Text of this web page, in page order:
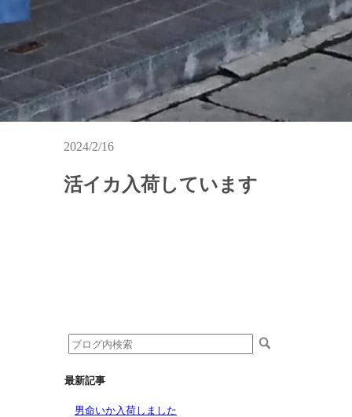
2024/2/16
活イカ入荷しています
最新記事
男命いか入荷しました